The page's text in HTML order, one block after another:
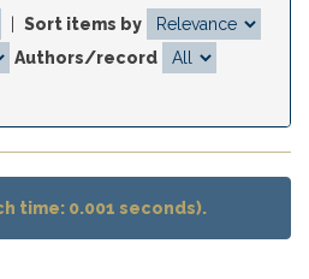
Sort items by
Authors/record
time: 0.001 seconds).